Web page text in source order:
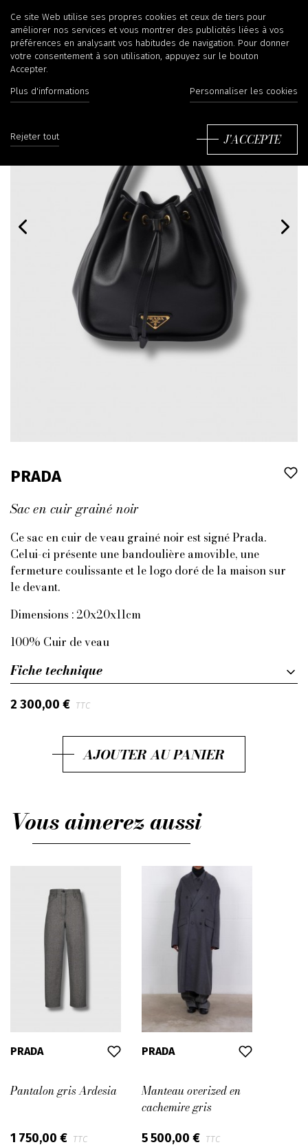
PRADA
Sac en cuir grainé noir
Ce sac en cuir de veau grainé noir est signé Prada.
Celui-ci présente une bandoulière amovible, une
fermeture coulissante et le logo doré de la maison sur
le devant.
Dimensions : 20x20x11cm
100% Cuir de veau
Fiche technique
2 300,00 € TTC
AJOUTER AU PANIER
Vous aimerez aussi
PRADA
Pantalon gris Ardesia
1 750,00 € TTC
PRADA
Manteau overized en
cachemire gris
5 500,00 € TTC
Ce site Web utilise ses propres cookies et ceux de tiers pour
améliorer nos services et vous montrer des publicités liées à vos
préférences en analysant vos habitudes de navigation. Pour donner
votre consentement à son utilisation, appuyez sur le bouton
Accepter.
Plus d'informations Personnaliser les cookies
Rejeter tout J'ACCEPTE